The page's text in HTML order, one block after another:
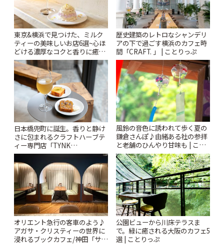
東京&横浜で見つけた、ミルク
ティーの美味しいお店6選~心ほ
どける濃厚なコクと香りに癒や
されるティータイム~ | ことりっ
ぷ
歴史建築のレトロなシャンデリ
アの下で過ごす横浜のカフェ時
間「CRAFT. 」 | ことりっぷ
日本橋兜町に誕生。香りと静け
さに包まれるクラフトハーブテ
ィー専門店「TYNK
Kabutocho」 | ことりっぷ
風鈴の音色に誘われて歩く夏の
鎌倉さんぽ♪由緒ある社の参拝
と老舗のひんやり甘味も | こと
りっぷ
オリエント急行の客車のよう♪
アガサ・クリスティーの世界に
浸れるブックカフェ/神田「サロ
公園ビューから川床テラスま
で。緑に癒される大阪のカフェ5
選 | ことりっぷ